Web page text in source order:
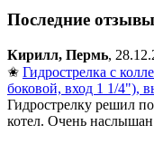
Последние отзывы
Кирилл, Пермь,
✬ Гидрострелка с
боковой, вход 1 1/4"),
Гидрострелку решил
котел. Очень